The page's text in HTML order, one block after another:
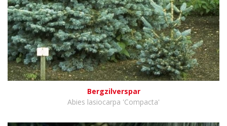
Bergzilverspar
Abies lasiocarpa 'Compacta'